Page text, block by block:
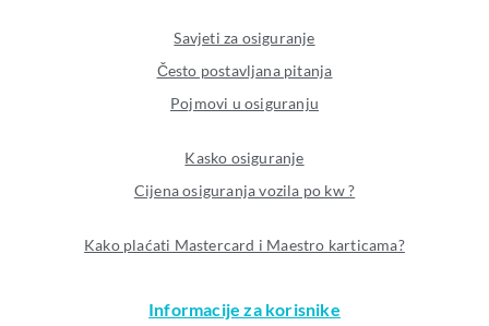
Savjeti za osiguranje
Često postavljana pitanja
Pojmovi u osiguranju
Kasko osiguranje
Cijena osiguranja vozila po kw ?
Kako plaćati Mastercard i Maestro karticama?
Informacije za korisnike